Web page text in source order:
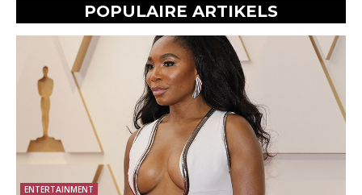
POPULAIRE ARTIKELS
ENTERTAINMENT